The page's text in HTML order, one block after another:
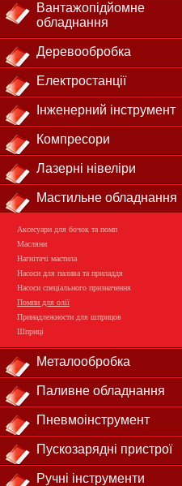
Вантажопідйомне
обладнання
Деревообробка
Електростанції
Інженерний інструмент
Компресори
Лазерні нівеліри
Мастильне обладнання
Аксесуари для бочок та помп
Масляни
Нагнітачі мастила
Насоси для палива та приладдя
Насоси спеціального призначення
Помпи для олії
Принадлежности для шприцов
Шприці
Металообробка
Паливне обладнання
Пневмоінструмент
Пускозарядні пристрої
Ручні інструменти